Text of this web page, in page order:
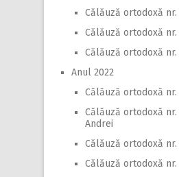
Călăuză ortodoxă nr.
Călăuză ortodoxă nr.
Călăuză ortodoxă nr.
Anul 2022
Călăuză ortodoxă
Călăuză ortodoxă
Andrei
Călăuză ortodoxă
Călăuză ortodoxă